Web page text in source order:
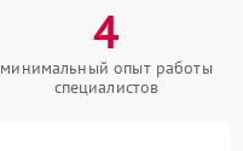
4
минимальный опыт работы
специалистов